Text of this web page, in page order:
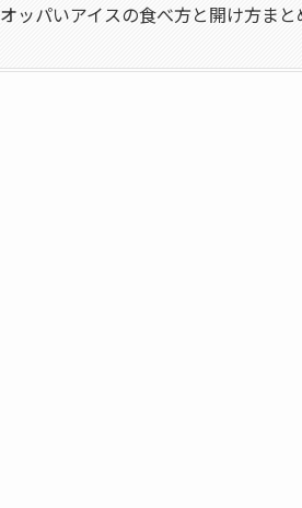
オッパいアイスの食べ方と開け方まと